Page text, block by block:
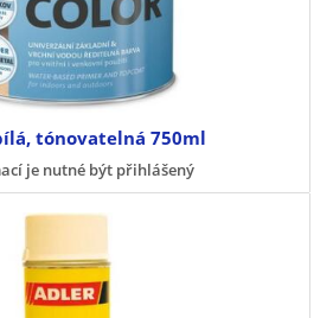
tónovatelná 750ml
je nutné být přihlášený